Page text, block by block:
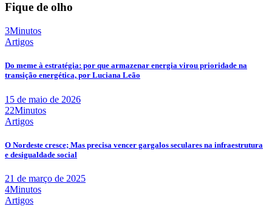
Fique de olho
3Minutos
Artigos
Do meme à estratégia: por que armazenar energia virou prioridade na
transição energética, por Luciana Leão
15 de maio de 2026
22Minutos
Artigos
O Nordeste cresce; Mas precisa vencer gargalos seculares na infraestrutura
e desigualdade social
21 de março de 2025
4Minutos
Artigos